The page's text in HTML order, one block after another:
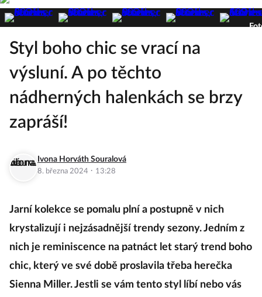
Styl boho chic se vrací na
výsluní. A po těchto
nádherných halenkách se brzy
zapráší!
Ivona Horváth Souralová
8. března 2024 · 13:28
Jarní kolekce se pomalu plní a postupně v nich
krystalizují i nejzásadnější trendy sezony. Jedním z
nich je reminiscence na patnáct let starý trend boho
chic, který ve své době proslavila třeba herečka
Sienna Miller. Jestli se vám tento styl líbí nebo vás